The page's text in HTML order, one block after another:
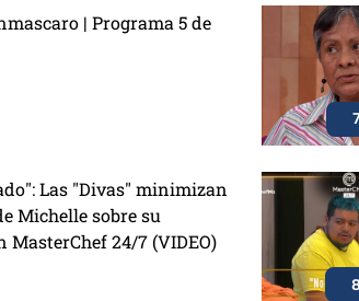
| Programa 5 de
Las "Divas" minimizan
Michelle sobre su
24/7 (VIDEO)